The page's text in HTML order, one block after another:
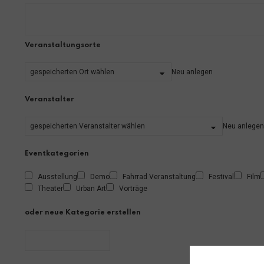
Veranstaltungsorte
Neu anlegen
Veranstalter
Neu anlegen
Eventkategorien
Ausstellung Demo Fahrrad Veranstaltung Festival Film
Theater
Urban Art Vorträge
oder neue Kategorie erstellen